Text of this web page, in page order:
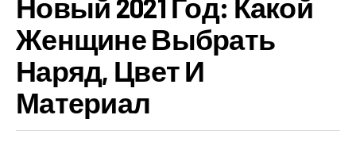
Женщине Выбрать
Наряд, Цвет И
Материал